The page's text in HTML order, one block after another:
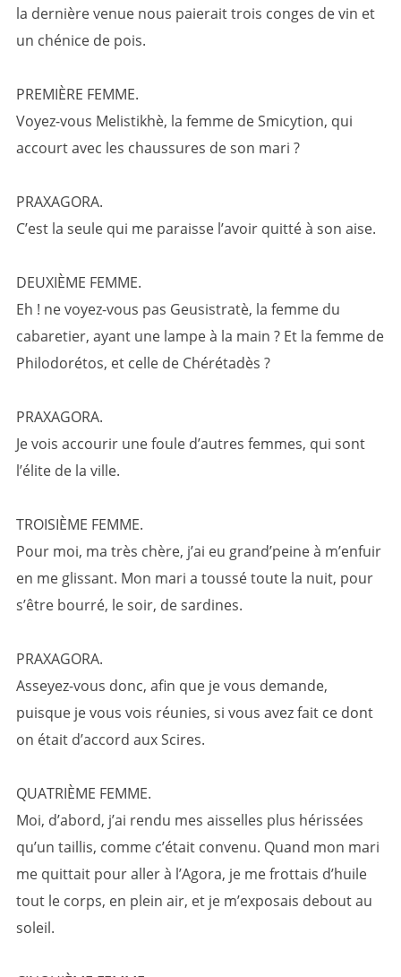
la dernière venue nous paierait trois conges de vin et
un chénice de pois.
PREMIÈRE FEMME.
Voyez-vous Melistikhè, la femme de Smicytion, qui
accourt avec les chaussures de son mari ?
PRAXAGORA.
C’est la seule qui me paraisse l’avoir quitté à son aise.
DEUXIÈME FEMME.
Eh ! ne voyez-vous pas Geusistratè, la femme du
cabaretier, ayant une lampe à la main ? Et la femme de
Philodorétos, et celle de Chérétadès ?
PRAXAGORA.
Je vois accourir une foule d’autres femmes, qui sont
l’élite de la ville.
TROISIÈME FEMME.
Pour moi, ma très chère, j’ai eu grand’peine à m’enfuir
en me glissant. Mon mari a toussé toute la nuit, pour
s’être bourré, le soir, de sardines.
PRAXAGORA.
Asseyez-vous donc, afin que je vous demande,
puisque je vous vois réunies, si vous avez fait ce dont
on était d’accord aux Scires.
QUATRIÈME FEMME.
Moi, d’abord, j’ai rendu mes aisselles plus hérissées
qu’un taillis, comme c’était convenu. Quand mon mari
me quittait pour aller à l’Agora, je me frottais d’huile
tout le corps, en plein air, et je m’exposais debout au
soleil.